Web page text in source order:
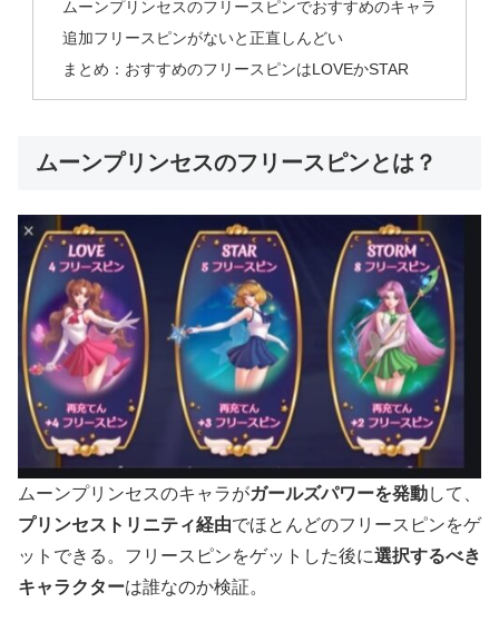
ムーンプリンセスのフリースピンでおすすめのキャラ
追加フリースピンがないと正直しんどい
まとめ：おすすめのフリースピンはLOVEかSTAR
ムーンプリンセスのフリースピンとは？
ムーンプリンセスのキャラがガールズパワーを発動して、
プリンセストリニティ経由でほとんどのフリースピンをゲ
ットできる。フリースピンをゲットした後に選択するべき
キャラクターは誰なのか検証。